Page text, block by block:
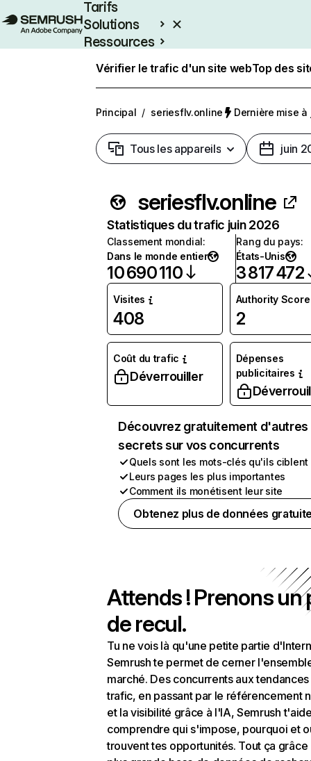
Tarifs
Solutions
Ressources
Vérifier le trafic d'un site webTop des
Principal / seriesflv.online Dernière mise
Tous les appareils juin
seriesflv.online
Statistiques du trafic juin 2026
Classement mondial:
Dans le monde entier
10 690 110
Rang du pays:
États-Unis
3 817 472
Visites
408
Authority Score
2
Coût du trafic
Déverrouiller
Dépenses
publicitaires
Découvrez gratuitement d'autres
secrets sur vos concurrents
Quels sont les mots-clés qu'ils ciblent
Leurs pages les plus importantes
Comment ils monétisent leur site
Obtenez plus de données
Attends ! Prenons un
de recul.
Tu ne vois là qu'une petite partie
Semrush te permet de cerner
marché. Des concurrents aux
trafic, en passant par le référencement
et la visibilité grâce à l'IA, Semrush
comprendre qui s'impose, pourquoi et
trouvent tes opportunités. Tout ça grâce